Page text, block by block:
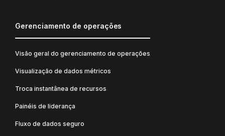
Gerenciamento de operações
Visão geral do gerenciamento de operações
Visualização de dados métricos
Troca instantânea de recursos
Painéis de liderança
Fluxo de dados seguro